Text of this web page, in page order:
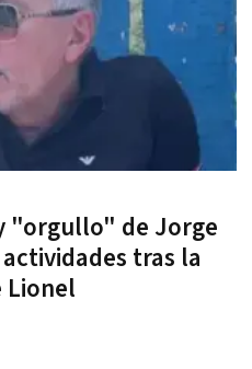
"orgullo" de Jorge
tras la
Lionel